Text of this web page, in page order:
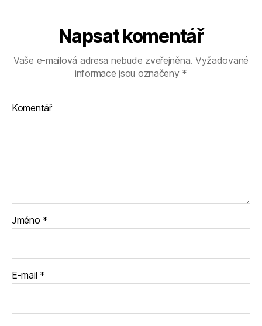
Napsat komentář
Vaše e-mailová adresa nebude zveřejněna. Vyžadované
informace jsou označeny *
Komentář
Jméno *
E-mail *